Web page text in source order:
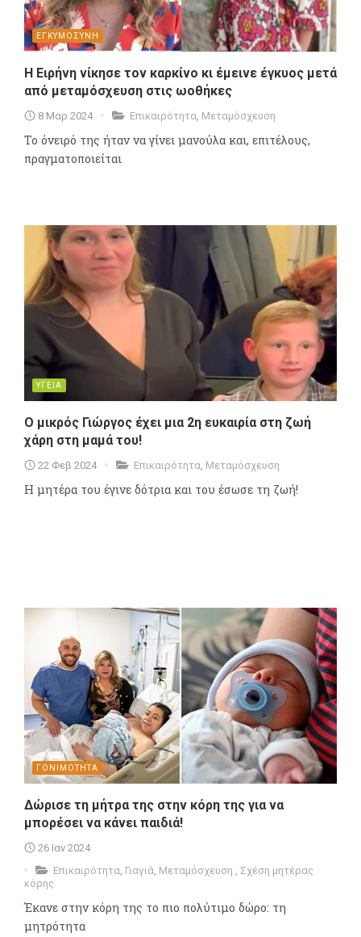
ΕΓΚΥΜΟΣΥΝΗ
Η Ειρήνη νίκησε τον καρκίνο κι έμεινε έγκυος μετά
από μεταμόσχευση στις ωοθήκες
8 Μαρ 2024 Επικαιρότητα Μεταμόσχευση
Το όνειρό της ήταν να γίνει μανούλα και, επιτέλους,
πραγματοποιείται
ΥΓΕΙΑ
Ο μικρός Γιώργος έχει μια 2η ευκαιρία στη ζωή
χάρη στη μαμά του!
22 Φεβ 2024 Επικαιρότητα Μεταμόσχευση
Η μητέρα του έγινε δότρια και του έσωσε τη ζωή!
ΓΟΝΙΜΟΤΗΤΑ
Δώρισε τη μήτρα της στην κόρη της για να
μπορέσει να κάνει παιδιά!
26 Ιαν 2024
Επικαιρότητα, Γιαγιά, Μεταμόσχευση , Σχέση μητέρας
κόρης
Έκανε στην κόρη της το πιο πολύτιμο δώρο: τη
μητρότητα